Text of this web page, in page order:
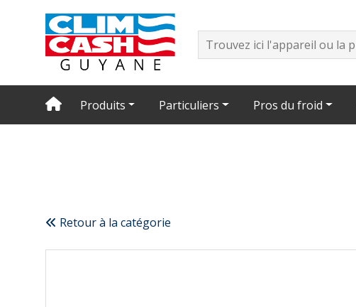
Produits Particuliers Pros du froid
Retour à la catégorie